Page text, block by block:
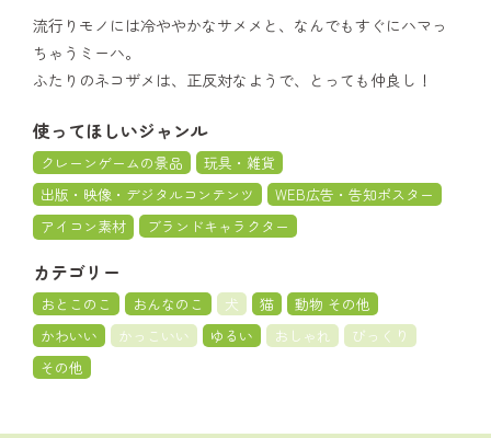
流行りモノには冷ややかなサメメと、なんでもすぐにハマっ
ちゃうミーハ。
ふたりのネコザメは、正反対なようで、とっても仲良し！
使ってほしいジャンル
クレーンゲームの景品
玩具・雑貨
出版・映像・デジタルコンテンツ
WEB広告・告知ポスター
アイコン素材
ブランドキャラクター
カテゴリー
おとこのこ おんなのこ 犬 猫
動物 その他
かわいい
かっこいい ゆるい おしゃれ
びっくり
その他